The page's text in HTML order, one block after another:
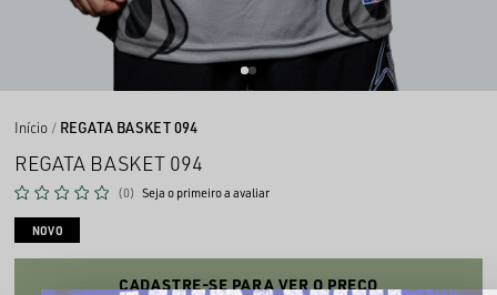
Início REGATA BASKET 094
REGATA BASKET 094
(0) Seja o primeiro a avaliar
NOVO
CADASTRE-SE PARA VER O PREÇO